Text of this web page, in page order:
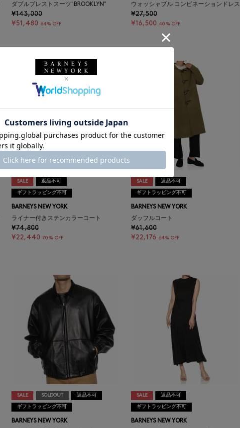
ダブルブレストスーツ"BROOKLYN"
¥143,000
¥51,480 64% OFF
ウォッシャブル コンビネーションドレス
¥27,500
¥16,500 40% OFF
SALE 返品不可
ギフトラッピング不可
BARNEYS NEW YORK
ライナー付きステンカラーコート
¥74,800
¥22,440 70% OFF
SALE 返品不可
ギフトラッピング不可
BARNEYS NEW YORK
ダッフルコート
¥61,600
¥22,176 64% OFF
SALE SOLDOUT 返品不可
ギフトラッピング不可
BARNEYS NEW YORK
SALE 返品不可
ギフトラッピング不可
BARNEYS NEW YORK